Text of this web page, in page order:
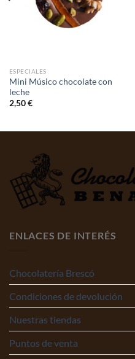
ESPECIALES
Mini Músico chocolate con
leche
2,50€
ENLACES DE INTERÉS
Chocolatería Brescó
Condiciones de devolución
Nuestras tiendas
Puntos de venta